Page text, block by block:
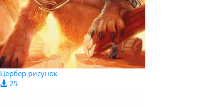
Цербер рисунок
25